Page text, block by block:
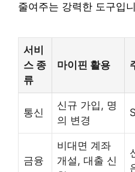
줄여주는 강력한 도구입
서비
스 종
류
마이핀 활용
통신
신규 가입, 명
의 변경
금융
비대면 계좌
개설, 대출 신